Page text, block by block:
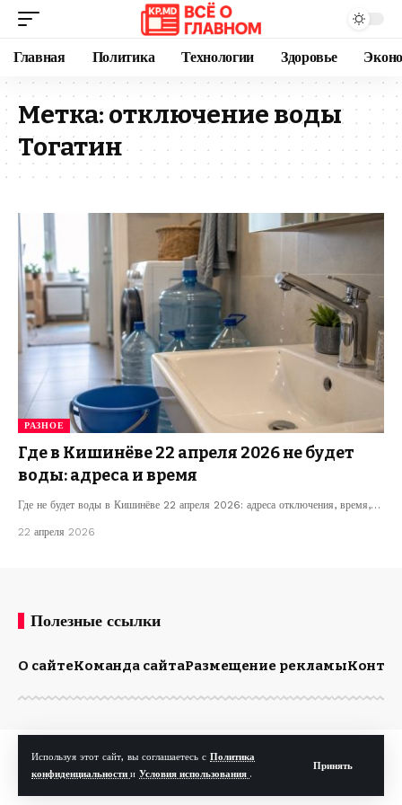
Используя этот сайт, вы соглашаетесь с Политика
конфиденциальности и Условия использования .
Принять
Главная Политика Технологии Здоровье
Метка: отключение воды
Тогатин
РАЗНОЕ
Где в Кишинёве 22 апреля 2026 не будет
воды: адреса и время
Где не будет воды в Кишинёве 22 апреля 2026: адреса отключения, время,…
22 апреля 2026
Полезные ссылки
О сайтеКоманда сайтаРазмещение рекламы
© Kp.md. Все права защищены.